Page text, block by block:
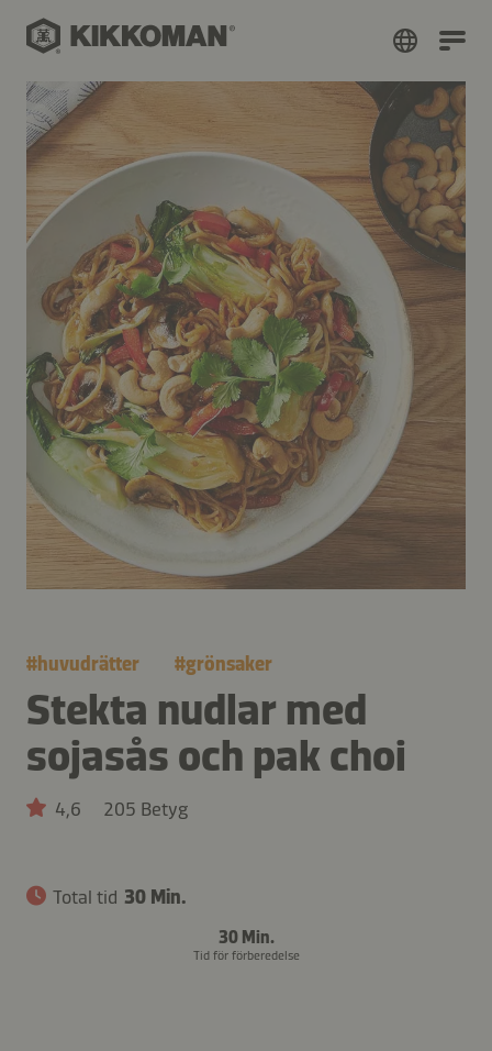
#huvudrätter #grönsaker
Stekta nudlar med
sojasås och pak choi
4,6 205 Betyg
Total tid 30 Min.
30 Min.
Tid för förberedelse